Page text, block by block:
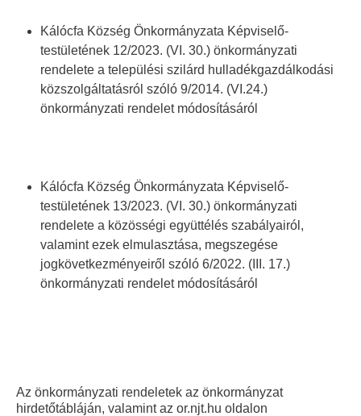
Kálócfa Község Önkormányzata Képviselő-
testületének 12/2023. (VI. 30.) önkormányzati
rendelete a települési szilárd hulladékgazdálkodási
közszolgáltatásról szóló 9/2014. (VI.24.)
önkormányzati rendelet módosításáról
Kálócfa Község Önkormányzata Képviselő-
testületének 13/2023. (VI. 30.) önkormányzati
rendelete a közösségi együttélés szabályairól,
valamint ezek elmulasztása, megszegése
jogkövetkezményeiről szóló 6/2022. (III. 17.)
önkormányzati rendelet módosításáról
Az önkormányzati rendeletek az önkormányzat
hirdetőtábláján, valamint az or.njt.hu oldalon